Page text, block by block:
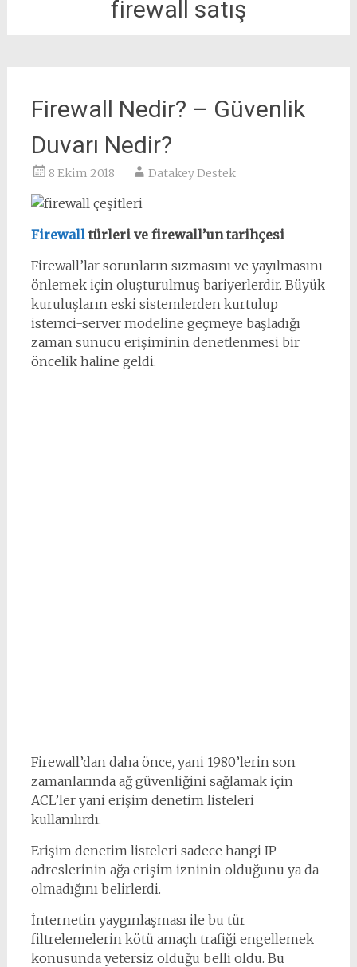
firewall satış
Firewall Nedir? – Güvenlik
Duvarı Nedir?
8 Ekim 2018 Datakey Destek
Firewalltürleri ve firewall’un tarihçesi
Firewall’lar sorunların sızmasını ve yayılmasını
önlemek için oluşturulmuş bariyerlerdir. Büyük
kuruluşların eski sistemlerden kurtulup
istemci-server modeline geçmeye başladığı
zaman sunucu erişiminin denetlenmesi bir
öncelik haline geldi.
Firewall’dan daha önce, yani 1980’lerin son
zamanlarında ağ güvenliğini sağlamak için
ACL’ler yani erişim denetim listeleri
kullanılırdı.
Erişim denetim listeleri sadece hangi IP
adreslerinin ağa erişim izninin olduğunu ya da
olmadığını belirlerdi.
İnternetin yaygınlaşması ile bu tür
filtrelemelerin kötü amaçlı trafiği engellemek
konusunda yetersiz olduğu belli oldu. Bu